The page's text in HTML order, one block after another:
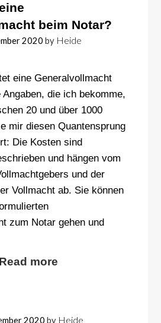
beim Notar?
2020 by Heide
eine Generalvollmacht
die ich bekomme,
20 und über 1000
mir diesen Quantensprung
Die Kosten sind
und hängen vom
und der
Vollmacht ab. Sie können
zum Notar gehen und
Read more
2020 by Heide